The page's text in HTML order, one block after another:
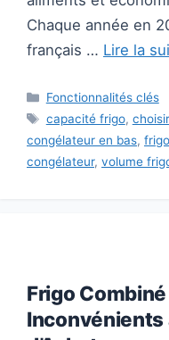
Chaque année en
français … Lire la
Catégories
Fonctionnalités clés
Étiquettes
capacité frigo,
congélateur en bas,
congélateur, volume
Frigo
Inconvénients